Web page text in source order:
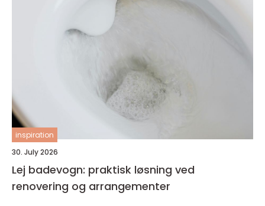
inspiration
30. July 2026
Lej badevogn: praktisk løsning ved
renovering og arrangementer